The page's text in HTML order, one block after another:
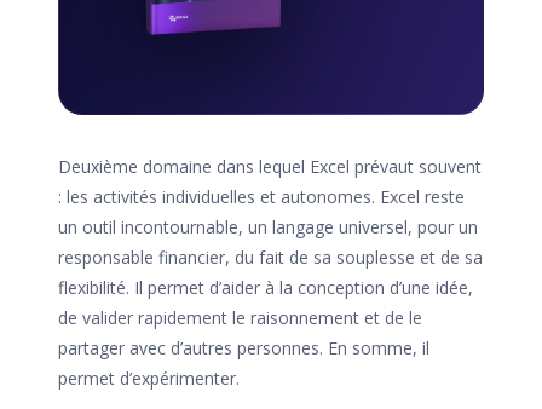
Deuxième domaine dans lequel Excel prévaut souvent
: les activités individuelles et autonomes. Excel reste
un outil incontournable, un langage universel, pour un
responsable financier, du fait de sa souplesse et de sa
flexibilité. Il permet d’aider à la conception d’une idée,
de valider rapidement le raisonnement et de le
partager avec d’autres personnes. En somme, il
permet d’expérimenter.